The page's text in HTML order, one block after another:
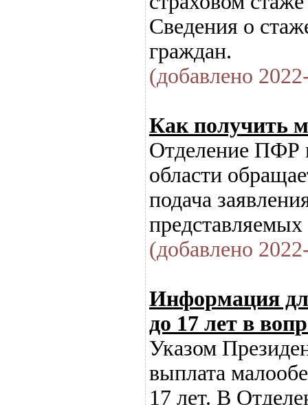
Cведения о
граждан.
(добавлено
Как получить
Отделение ПФР
области
подача
(добавлено
Информация
до 17 лет в
Указом
выплата
17 лет. В